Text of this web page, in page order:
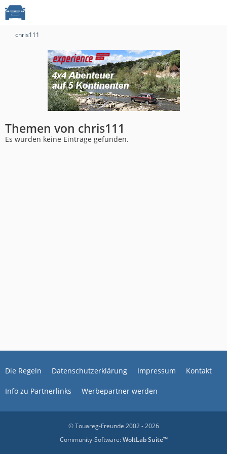
chris111
Themen von chris111
Es wurden keine Einträge gefunden.
Die Regeln Datenschutzerklärung Impressum Kontakt
Info zu Partnerlinks Werbepartner werden
© Touareg-Freunde 2002 - 2026
Community-Software:WoltLab Suite™